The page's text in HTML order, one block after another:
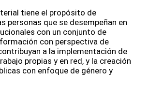
tiene el propósito de
personas que se desempeñan en
con un conjunto de
con perspectiva de
a la implementación de
propias y en red, y la creación
con enfoque de género y